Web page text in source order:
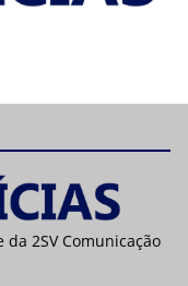
da 2SV Comunicação